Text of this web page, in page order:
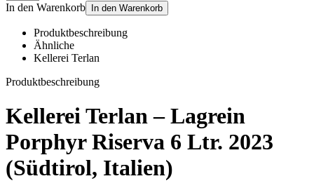
In den Warenkorb In den Warenkorb
Produktbeschreibung
Ähnliche
Kellerei Terlan
Produktbeschreibung
Kellerei Terlan – Lagrein
Porphyr Riserva 6 Ltr. 2023
(Südtirol, Italien)